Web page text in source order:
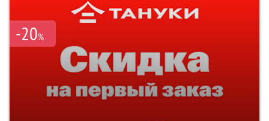
-20%